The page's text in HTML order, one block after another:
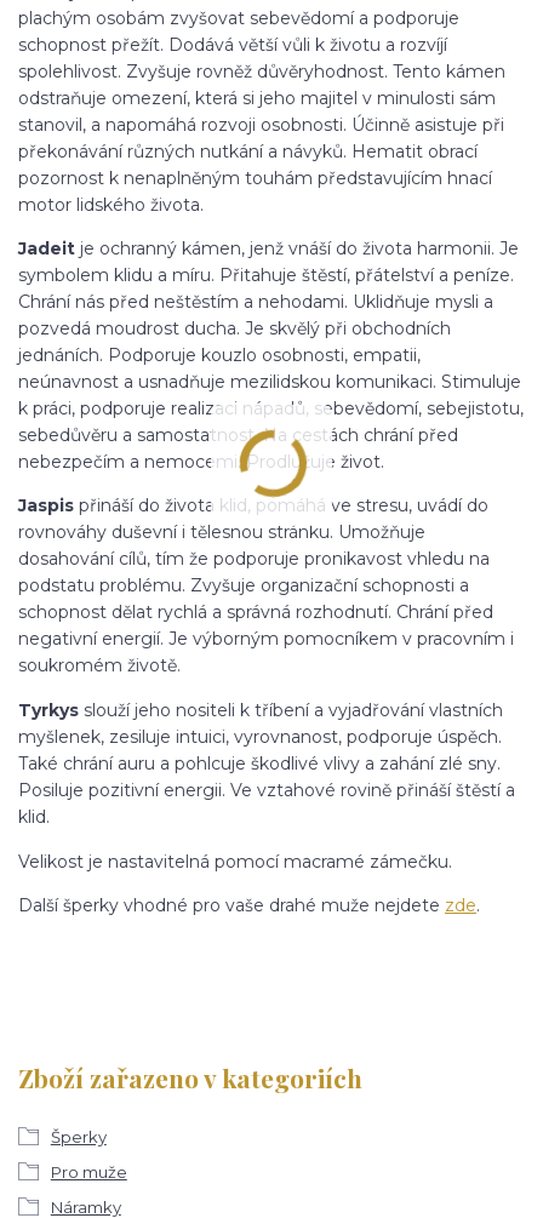
plachým osobám zvyšovat sebevědomí a podporuje
schopnost přežít. Dodává větší vůli k životu a rozvíjí
spolehlivost. Zvyšuje rovněž důvěryhodnost. Tento kámen
odstraňuje omezení, která si jeho majitel v minulosti sám
stanovil, a napomáhá rozvoji osobnosti. Účinně asistuje při
překonávání různých nutkání a návyků. Hematit obrací
pozornost k nenaplněným touhám představujícím hnací
motor lidského života.
Jadeit je ochranný kámen, jenž vnáší do života harmonii. Je
symbolem klidu a míru. Přitahuje štěstí, přátelství a peníze.
Chrání nás před neštěstím a nehodami. Uklidňuje mysli a
pozvedá moudrost ducha. Je skvělý při obchodních
jednáních. Podporuje kouzlo osobnosti, empatii,
neúnavnost a usnadňuje mezilidskou komunikaci. Stimuluje
k práci, podporuje realizaci nápadů, sebevědomí, sebejistotu,
sebedůvěru a samostatnost. Na cestách chrání před
nebezpečím a nemocemi. Prodlužuje život.
Jaspis přináší do života klid, pomáhá ve stresu, uvádí do
rovnováhy duševní i tělesnou stránku. Umožňuje
dosahování cílů, tím že podporuje pronikavost vhledu na
podstatu problému. Zvyšuje organizační schopnosti a
schopnost dělat rychlá a správná rozhodnutí. Chrání před
negativní energií. Je výborným pomocníkem v pracovním i
soukromém životě.
Tyrkys slouží jeho nositeli k tříbení a vyjadřování vlastních
myšlenek, zesiluje intuici, vyrovnanost, podporuje úspěch.
Také chrání auru a pohlcuje škodlivé vlivy a zahání zlé sny.
Posiluje pozitivní energii. Ve vztahové rovině přináší štěstí a
klid.
Velikost je nastavitelná pomocí macramé zámečku.
Další šperky vhodné pro vaše drahé muže nejdete zde.
Zboží zařazeno v kategoriích
Šperky
Pro muže
Náramky